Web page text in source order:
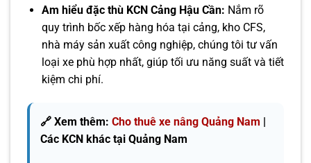
Am hiểu đặc thù KCN Cảng Hậu Cần: Nắm rõ
quy trình bốc xếp hàng hóa tại cảng, kho CFS,
nhà máy sản xuất công nghiệp, chúng tôi tư vấn
loại xe phù hợp nhất, giúp tối ưu năng suất và tiết
kiệm chi phí.
🔗 Xem thêm: Cho thuê xe nâng Quảng Nam |
Các KCN khác tại Quảng Nam